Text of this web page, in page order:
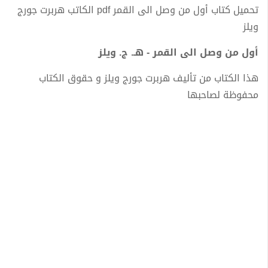
تحميل كتاب أول من وصل الى القمر pdf الكاتب هربرت جورج
ويلز
أول من وصل الى القمر - هـ. ج. ويلز
هذا الكتاب من تأليف هربرت جورج ويلز و حقوق الكتاب
محفوظة لصاحبها